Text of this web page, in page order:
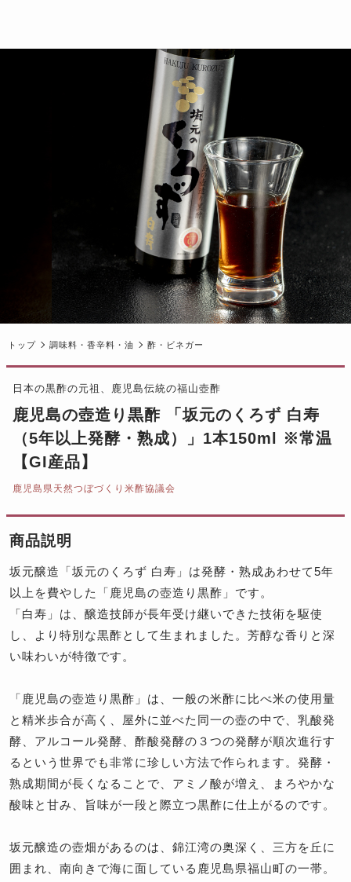
トップ 調味料・香辛料・油 酢・ビネガー
日本の黒酢の元祖、鹿児島伝統の福山壺酢
鹿児島の壺造り黒酢 「坂元のくろず 白寿
（5年以上発酵・熟成）」1本150ml ※常温
【GI産品】
鹿児島県天然つぼづくり米酢協議会
商品説明
坂元醸造「坂元のくろず 白寿」は発酵・熟成あわせて5年
以上を費やした「鹿児島の壺造り黒酢」です。
「白寿」は、醸造技師が長年受け継いできた技術を駆使
し、より特別な黒酢として生まれました。芳醇な香りと深
い味わいが特徴です。
「鹿児島の壺造り黒酢」は、一般の米酢に比べ米の使用量
と精米歩合が高く、屋外に並べた同一の壺の中で、乳酸発
酵、アルコール発酵、酢酸発酵の３つの発酵が順次進行す
るという世界でも非常に珍しい方法で作られます。発酵・
熟成期間が長くなることで、アミノ酸が増え、まろやかな
酸味と甘み、旨味が一段と際立つ黒酢に仕上がるのです。
坂元醸造の壺畑があるのは、錦江湾の奥深く、三方を丘に
囲まれ、南向きで海に面している鹿児島県福山町の一帯。